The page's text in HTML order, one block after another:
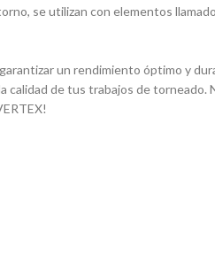
se utilizan con elementos
un rendimiento óptimo y
de tus trabajos de torneado.